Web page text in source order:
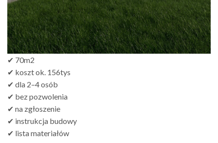
✔ 70m2
✔ koszt ok. 156tys
✔ dla 2–4 osób
✔ bez pozwolenia
✔ na zgłoszenie
✔ instrukcja budowy
✔ lista materiałów